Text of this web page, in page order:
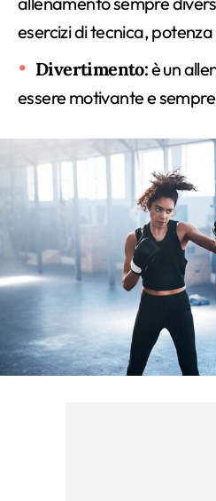
esercizi di tecnica,
Divertimento:è un
essere motivante e